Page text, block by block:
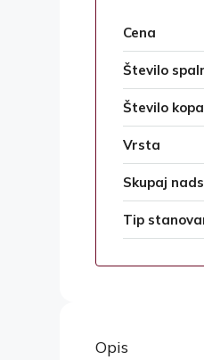
Cena
Število
Število
Vrsta
Skupaj
Tip
Opis